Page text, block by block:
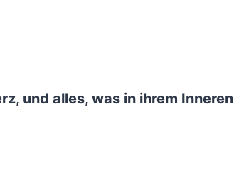
und alles, was in ihrem Inneren